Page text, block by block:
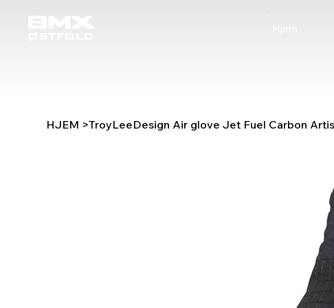
HJEM >TroyLeeDesign Air glove Jet Fuel Carbon